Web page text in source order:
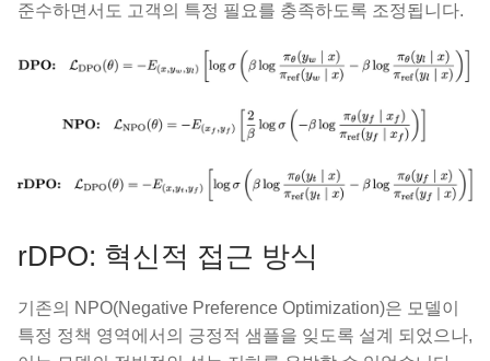
준수하면서도 고객의 특정 필요를 충족하도록 조정됩니다.
rDPO: 혁신적 접근 방식
기존의 NPO(Negative Preference Optimization)은 모델이
특정 정책 영역에서의 긍정적 샘플을 잊도록 설계 되었으나,